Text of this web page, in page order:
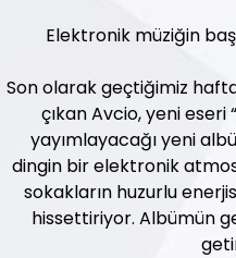
Elektronik müziğin
Son olarak geçtiğimiz
çıkan Avcio, yeni eseri
yayımlayacağı yeni
dingin bir elektronik
sokakların huzurlu
hissettiriyor. Albümün